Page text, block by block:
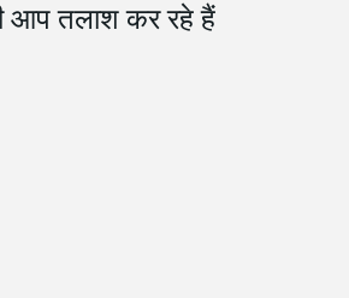
आप तलाश कर रहे हैं